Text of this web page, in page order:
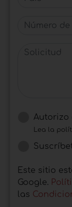
Número de
Solicitud
Autorizo
Lea la
Este sitio
Google.
las